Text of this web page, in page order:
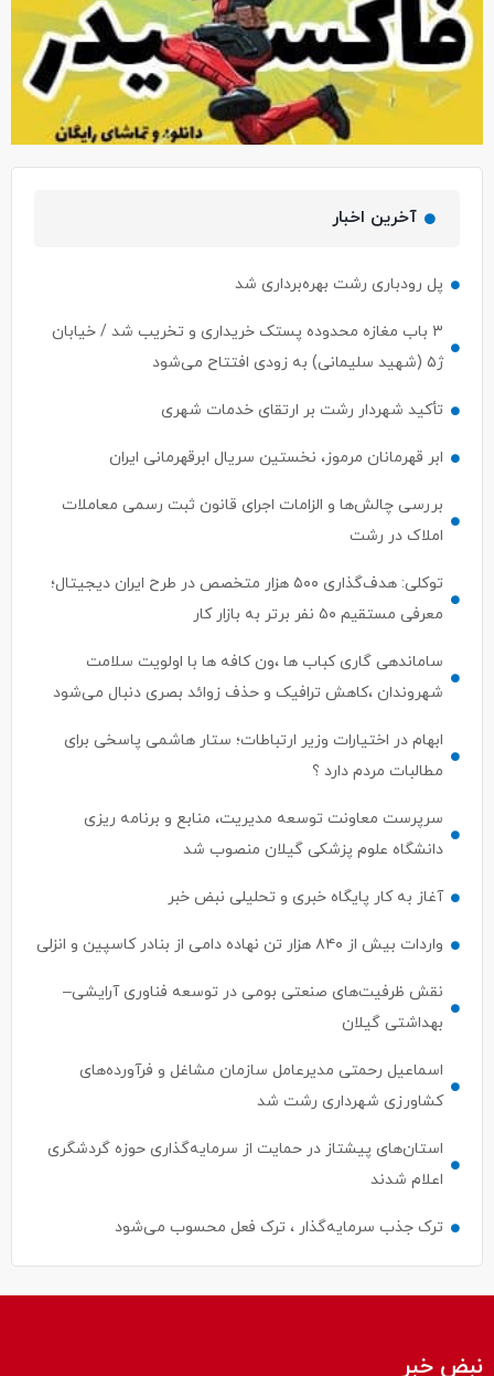
آخرین اخبار
پل رودباری رشت بهره‌برداری شد
۳ باب مغازه محدوده پستک خریداری و تخریب شد / خیابان
ژ۵ (شهید سلیمانی) به زودی افتتاح می‌شود
تأکید شهردار رشت بر ارتقای خدمات شهری
ابر قهرمانان مرموز، نخستین سریال ابرقهرمانی ایران
بررسی چالش‌ها و الزامات اجرای قانون ثبت رسمی معاملات
املاک در رشت
توکلی: هدف‌گذاری ۵۰۰ هزار متخصص در طرح ایران دیجیتال؛
معرفی مستقیم ۵۰ نفر برتر به بازار کار
ساماندهی گاری کباب ها ،ون کافه ها با اولویت سلامت
شهروندان ،کاهش ترافیک و حذف زوائد بصری دنبال می‌شود
ابهام در اختیارات وزیر ارتباطات؛ ستار هاشمی پاسخی برای
مطالبات مردم دارد ؟
سرپرست معاونت توسعه مدیریت، منابع و برنامه ریزی
دانشگاه علوم پزشکی گیلان منصوب شد
آغاز به کار پایگاه خبری و تحلیلی نبض خبر
واردات بیش از ۸۴۰ هزار تن نهاده دامی از بنادر كاسپین و انزلی
نقش ظرفیت‌های صنعتی بومی در توسعه فناوری آرایشی–
بهداشتی گیلان
اسماعیل رحمتی مدیرعامل سازمان مشاغل و فرآورده‌های
کشاورزی شهرداری رشت شد
استان‌های پیشتاز در حمایت از سرمایه‌گذاری حوزه گردشگری
اعلام شدند
ترک جذب سرمایه‌گذار ، ترک فعل محسوب می‌شود
نبض خبر